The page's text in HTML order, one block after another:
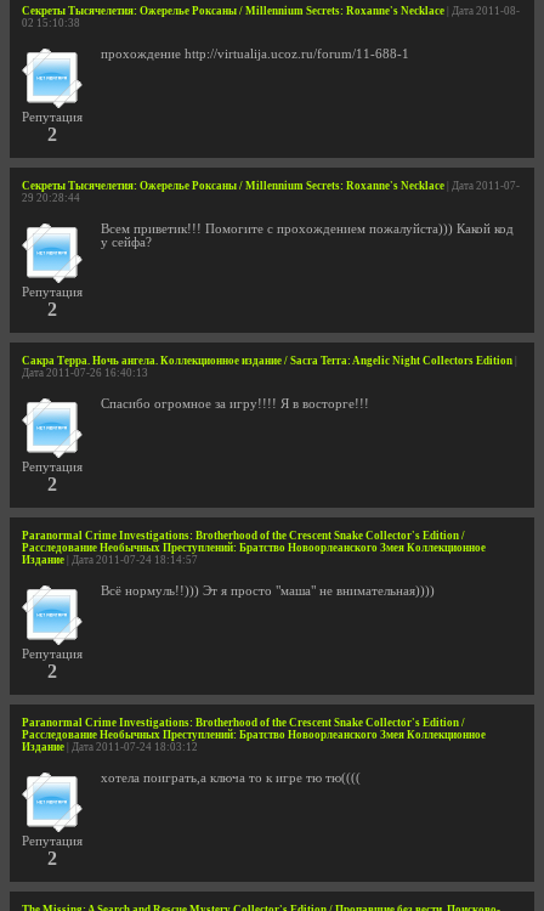
Секреты Тысячелетия: Ожерелье Роксаны / Millennium Secrets: Roxanne's Necklace | Дата 2011-08-
02 15:10:38
Репутация
2
прохождение http://virtualija.ucoz.ru/forum/11-688-1
Секреты Тысячелетия: Ожерелье Роксаны / Millennium Secrets: Roxanne's Necklace | Дата 2011-07-
29 20:28:44
Репутация
2
Всем приветик!!! Помогите с прохождением пожалуйста))) Какой код
у сейфа?
Сакра Терра. Ночь ангела. Коллекционное издание / Sacra Terra: Angelic Night Collectors Edition
Дата 2011-07-26 16:40:13
Репутация
2
Cпасибо огромное за игру!!!! Я в восторге!!!
Paranormal Crime Investigations: Brotherhood of the Crescent Snake Collector's Edition /
Расследование Необычных Преступлений: Братство Новоорлеанского Змея Коллекционное
Издание | Дата 2011-07-24 18:14:57
Репутация
2
Всё нормуль!!))) Эт я просто "маша" не внимательная))))
Paranormal Crime Investigations: Brotherhood of the Crescent Snake Collector's Edition /
Расследование Необычных Преступлений: Братство Новоорлеанского Змея Коллекционное
Издание | Дата 2011-07-24 18:03:12
Репутация
2
хотела поиграть,а ключа то к игре тю тю((((